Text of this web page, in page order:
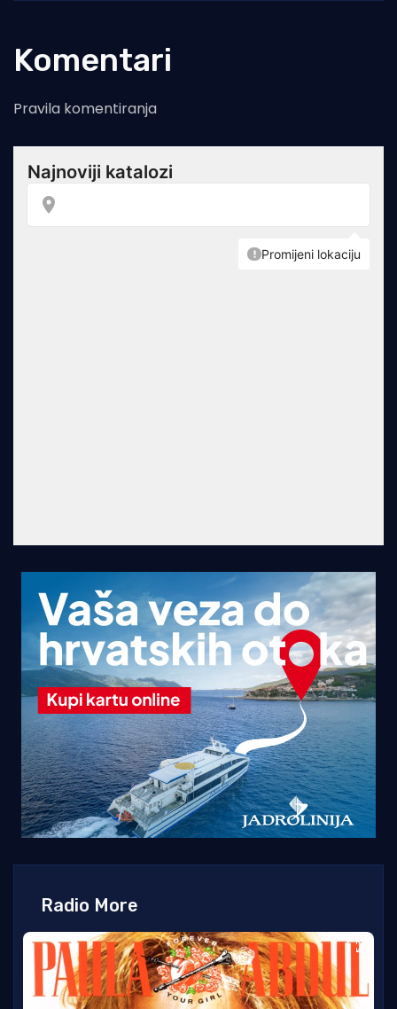
Komentari
Pravila komentiranja
Radio More